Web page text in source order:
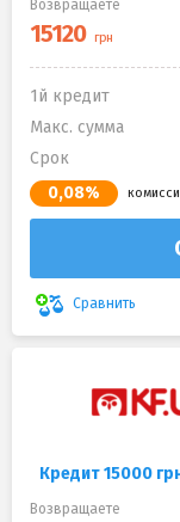
Возвращаете
1й кредит
Макс. сумма
Срок
0,08%
Сравнить
Кредит 15000
Возвращаете